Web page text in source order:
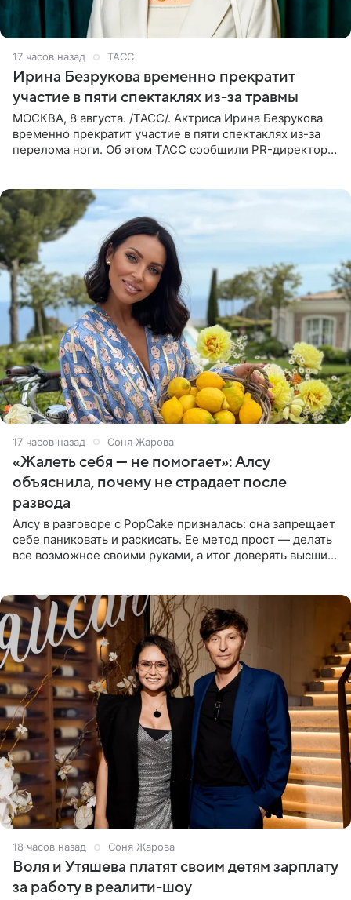
17 часов назад ТАСС
Ирина Безрукова временно прекратит
участие в пяти спектаклях из-за травмы
МОСКВА, 8 августа. /ТАСС/. Актриса Ирина Безрукова
временно прекратит участие в пяти спектаклях из-за
перелома ноги. Об этом ТАСС сообщили PR-директор
17 часов назад Соня Жарова
«Жалеть себя — не помогает»: Алсу
объяснила, почему не страдает после
развода
Алсу в разговоре с PopCake призналась: она запрещает
себе паниковать и раскисать. Ее метод прост — делать
все возможное своими руками, а итог доверять высшим
18 часов назад Соня Жарова
Воля и Утяшева платят своим детям зарплату
за работу в реалити-шоу